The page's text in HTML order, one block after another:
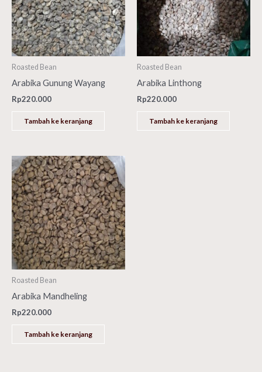
Roasted Bean
Arabika Gunung Wayang
Rp220.000
Tambah ke keranjang
Roasted Bean
Arabika Linthong
Rp220.000
Tambah ke keranjang
Roasted Bean
Arabika Mandheling
Rp220.000
Tambah ke keranjang